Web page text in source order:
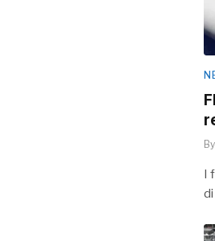
By
I